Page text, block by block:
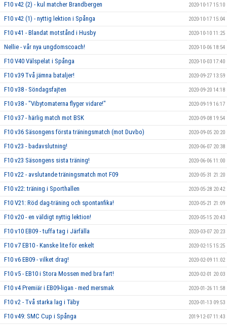
F10 v42 (2) - kul matcher Brandbergen 2020-10-17 15:10
F10 v42 (1) - nyttig lektion i Spånga 2020-10-17 15:04
F10 v41 - Blandat motstånd i Husby 2020-10-10 11:25
Nellie - vår nya ungdomscoach! 2020-10-06 18:54
F10 V40 Välspelat i Spånga 2020-10-03 17:40
F10 v39 Två jämna bataljer! 2020-09-27 13:59
F10 v38 - Söndagsfajten 2020-09-20 14:18
F10 v38 - "Vibytomaterna flyger vidare!" 2020-09-19 16:17
F10 v37 - härlig match mot BSK 2020-09-08 19:54
F10 v36 Säsongens första träningsmatch (mot Duvbo) 2020-09-05 20:20
F10 v23 - badavslutning! 2020-06-07 20:38
F10 v23 Säsongens sista träning! 2020-06-06 11:00
F10 v22 - avslutande träningsmatch mot F09 2020-05-31 21:20
F10 v22: träning i Sporthallen 2020-05-28 20:42
F10 V21: Röd dag-träning och spontanfika! 2020-05-21 21:09
F10 v20 - en väldigt nyttig lektion! 2020-05-15 20:43
F10 v10 EB09 - tuffa tag i Järfälla 2020-03-07 20:23
F10 v7 EB10 - Kanske lite för enkelt 2020-02-15 15:25
F10 v6 EB09 - vilket drag! 2020-02-09 11:02
F10 v5 - EB10 i Stora Mossen med bra fart! 2020-02-01 20:03
F10 v4 Premiär i EB09-ligan - med mersmak 2020-01-26 11:58
F10 v2 - Två starka lag i Täby 2020-01-13 09:53
F10 v49: SMC Cup i Spånga 2019-12-07 11:43